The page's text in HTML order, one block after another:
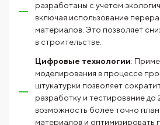
разработаны с учетом
включая использование
материалов. Это позволяет
в строительстве.
Цифровые технологии:
моделирования в процессе
штукатурки позволяет
разработку и тестирование до
возможность более точно
материалов и оптимизировать